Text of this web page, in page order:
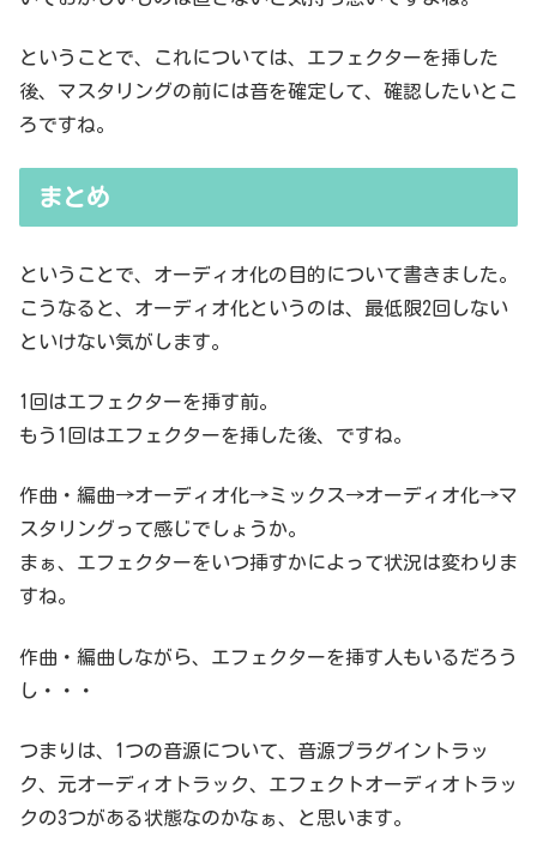
ということで、これについては、エフェクターを挿した
後、マスタリングの前には音を確定して、確認したいとこ
ろですね。
まとめ
ということで、オーディオ化の目的について書きました。
こうなると、オーディオ化というのは、最低限2回しない
といけない気がします。
1回はエフェクターを挿す前。
もう1回はエフェクターを挿した後、ですね。
作曲・編曲→オーディオ化→ミックス→オーディオ化→マ
スタリングって感じでしょうか。
まぁ、エフェクターをいつ挿すかによって状況は変わりま
すね。
作曲・編曲しながら、エフェクターを挿す人もいるだろう
し・・・
つまりは、1つの音源について、音源プラグイントラッ
ク、元オーディオトラック、エフェクトオーディオトラッ
クの3つがある状態なのかなぁ、と思います。